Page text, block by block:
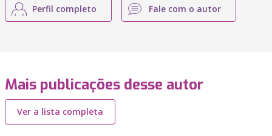
Perfil completo Fale com o autor
Mais publicações desse autor
Ver a lista completa